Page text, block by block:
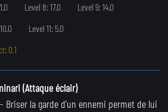
Level 8: 17.0
Level 9: 14.0
Level 11: 5.0
0.1
(Attaque éclair)
- Briser la garde d'un ennemi permet de lui